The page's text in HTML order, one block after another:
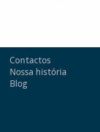
Contactos
Nossa história
Blog